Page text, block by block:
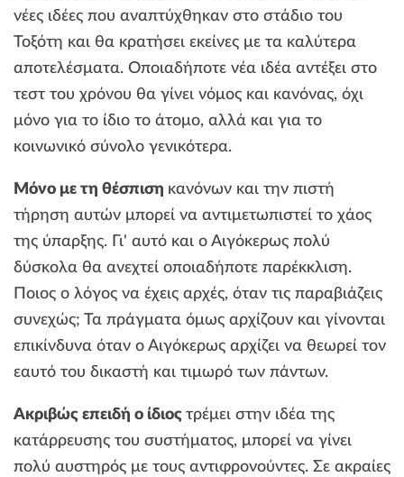
νέες ιδέες που αναπτύχθηκαν στο στάδιο του
Τοξότη και θα κρατήσει εκείνες με τα καλύτερα
αποτελέσματα. Οποιαδήποτε νέα ιδέα αντέξει στο
τεστ του χρόνου θα γίνει νόμος και κανόνας, όχι
μόνο για το ίδιο το άτομο, αλλά και για το
κοινωνικό σύνολο γενικότερα.
Μόνο με τη θέσπιση κανόνων και την πιστή
τήρηση αυτών μπορεί να αντιμετωπιστεί το χάος
της ύπαρξης. Γι' αυτό και ο Αιγόκερως πολύ
δύσκολα θα ανεχτεί οποιαδήποτε παρέκκλιση.
Ποιος ο λόγος να έχεις αρχές, όταν τις παραβιάζεις
συνεχώς; Τα πράγματα όμως αρχίζουν και γίνονται
επικίνδυνα όταν ο Αιγόκερως αρχίζει να θεωρεί τον
εαυτό του δικαστή και τιμωρό των πάντων.
Ακριβώς επειδή ο ίδιος τρέμει στην ιδέα της
κατάρρευσης του συστήματος, μπορεί να γίνει
πολύ αυστηρός με τους αντιφρονούντες. Σε ακραίες